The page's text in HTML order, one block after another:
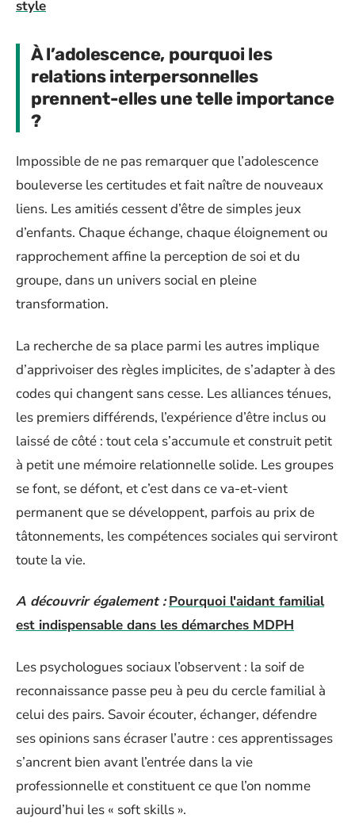
style
À l’adolescence, pourquoi les
relations interpersonnelles
prennent-elles une telle importance
?
Impossible de ne pas remarquer que l’adolescence
bouleverse les certitudes et fait naître de nouveaux
liens. Les amitiés cessent d’être de simples jeux
d’enfants. Chaque échange, chaque éloignement ou
rapprochement affine la perception de soi et du
groupe, dans un univers social en pleine
transformation.
La recherche de sa place parmi les autres implique
d’apprivoiser des règles implicites, de s’adapter à des
codes qui changent sans cesse. Les alliances ténues,
les premiers différends, l’expérience d’être inclus ou
laissé de côté : tout cela s’accumule et construit petit
à petit une mémoire relationnelle solide. Les groupes
se font, se défont, et c’est dans ce va-et-vient
permanent que se développent, parfois au prix de
tâtonnements, les compétences sociales qui serviront
toute la vie.
A découvrir également : Pourquoi l'aidant familial
est indispensable dans les démarches MDPH
Les psychologues sociaux l’observent : la soif de
reconnaissance passe peu à peu du cercle familial à
celui des pairs. Savoir écouter, échanger, défendre
ses opinions sans écraser l’autre : ces apprentissages
s’ancrent bien avant l’entrée dans la vie
professionnelle et constituent ce que l’on nomme
aujourd’hui les « soft skills ».